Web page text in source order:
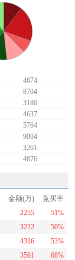
4674
8704
3180
4637
5764
9004
3261
4876
金额(万)
竞买率
2255
51%
3222
50%
4316
53%
3561
68%